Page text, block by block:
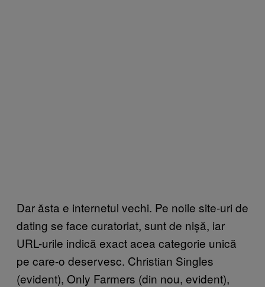
Dar ăsta e internetul vechi. Pe noile site-uri de
dating se face curatoriat, sunt de nișă, iar
URL-urile indică exact acea categorie unică
pe care-o deservesc. Christian Singles
(evident), Only Farmers (din nou, evident),